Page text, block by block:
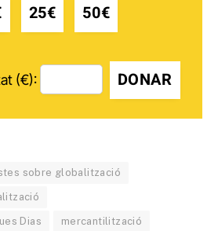
25€ 50€
(€): DONAR
sobre globalització
Dias mercantilització